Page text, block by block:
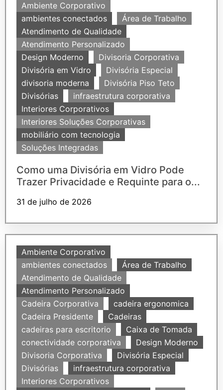
Ambiente Corporativo
ambientes conectados
Área de Trabalho
Atendimento de Qualidade
Atendimento Personalizado
Design Moderno
Divisoria Corporativa
Divisória em Vidro
Divisória Especial
divisoria moderna
Divisória Piso Teto
Divisórias
infraestrutura corporativa
Interiores Corporativos
Interiores Soluções Corporativas
mobiliário com tecnologia
Soluções Integradas
Como uma Divisória em Vidro Pode
Trazer Privacidade e Requinte para o...
31 de julho de 2026
Ambiente Corporativo
ambientes conectados
Área de Trabalho
Atendimento de Qualidade
Atendimento Personalizado
Cadeira Corporativa
cadeira ergonomica
Cadeira Presidente
Cadeiras
cadeiras para escritorio
Caixa de Tomada
conectividade corporativa
Design Moderno
Divisoria Corporativa
Divisória Especial
Divisórias
infraestrutura corporativa
Interiores Corporativos